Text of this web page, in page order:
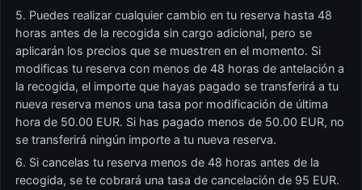
5. Puedes realizar cualquier cambio en tu reserva hasta 48
horas antes de la recogida sin cargo adicional, pero se
aplicarán los precios que se muestren en el momento. Si
modificas tu reserva con menos de 48 horas de antelación a
la recogida, el importe que hayas pagado se transferirá a tu
nueva reserva menos una tasa por modificación de última
hora de 50.00 EUR. Si has pagado menos de 50.00 EUR, no
se transferirá ningún importe a tu nueva reserva.
6. Si cancelas tu reserva menos de 48 horas antes de la
recogida, se te cobrará una tasa de cancelación de 95 EUR.